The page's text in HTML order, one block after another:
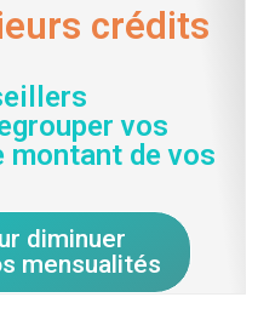
crédits
vos
de vos
diminuer
mensualités